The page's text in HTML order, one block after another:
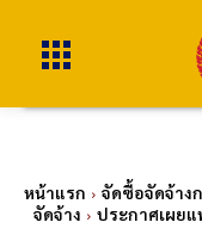
หน้าแรก จัดซื้อจัดจ้าง
จัดจ้าง
ประกาศเผยแ